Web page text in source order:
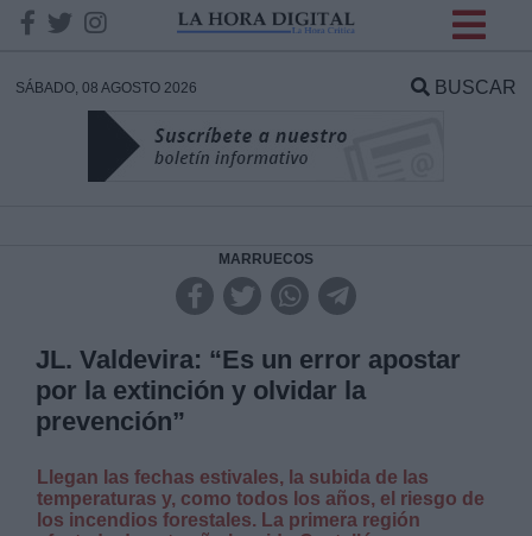
SÁBADO, 08 AGOSTO 2026 BUSCAR
MARRUECOS
JL. Valdevira: “Es un error apostar
por la extinción y olvidar la
prevención”
Llegan las fechas estivales, la subida de las
temperaturas y, como todos los años, el riesgo de
los incendios forestales. La primera región
DATOS
Responsable:
Legitimación:
Destinatarios: